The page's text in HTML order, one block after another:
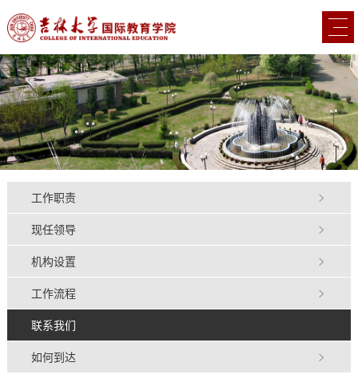
工作职责
现任领导
机构设置
工作流程
联系我们
如何到达